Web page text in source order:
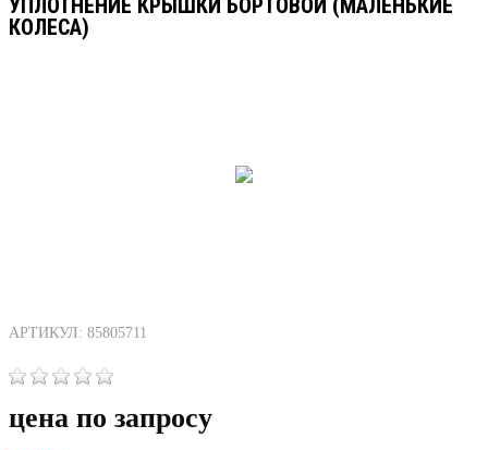
УПЛОТНЕНИЕ КРЫШКИ БОРТОВОЙ (МАЛЕНЬКИЕ
КОЛЕСА)
АРТИКУЛ: 85805711
цена по запросу